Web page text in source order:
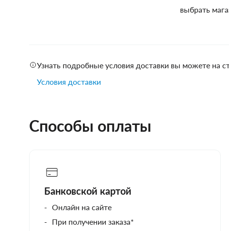
выбрать
Узнать подробные условия доставки вы можете на
Условия доставки
Способы оплаты
Банковской картой
Онлайн на сайте
При получении заказа*